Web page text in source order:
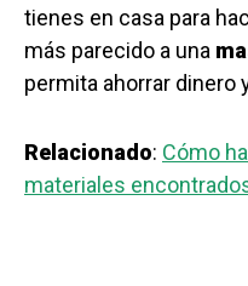
tienes en casa para
más parecido a una
permita ahorrar dinero
Relacionado: Cómo
materiales